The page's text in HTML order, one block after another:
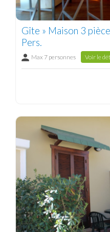
Gîte » Maison 3
Pers.
Max 7 personnes Voir le